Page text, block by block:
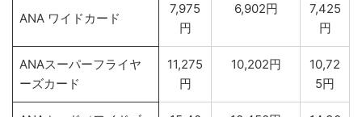
ANA ワイドカード
7,975
円
6,902円
7,425
円
ANAスーパーフライヤ
ーズカード
11,275
円
10,202円
10,72
5円